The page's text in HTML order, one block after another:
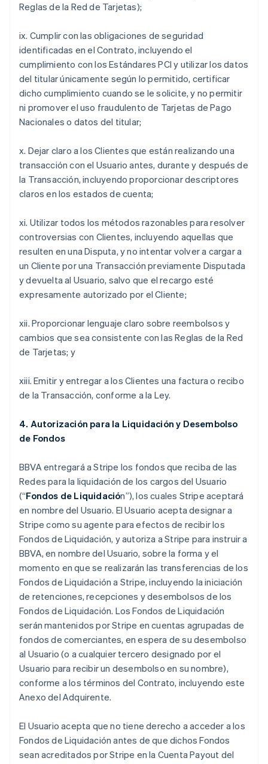
Reglas de la Red de Tarjetas);
ix. Cumplir con las obligaciones de seguridad
identificadas en el Contrato, incluyendo el
cumplimiento con los Estándares PCI y utilizar los datos
del titular únicamente según lo permitido, certificar
dicho cumplimiento cuando se le solicite, y no permitir
ni promover el uso fraudulento de Tarjetas de Pago
Nacionales o datos del titular;
x. Dejar claro a los Clientes que están realizando una
transacción con el Usuario antes, durante y después de
la Transacción, incluyendo proporcionar descriptores
claros en los estados de cuenta;
xi. Utilizar todos los métodos razonables para resolver
controversias con Clientes, incluyendo aquellas que
resulten en una Disputa, y no intentar volver a cargar a
un Cliente por una Transacción previamente Disputada
y devuelta al Usuario, salvo que el recargo esté
expresamente autorizado por el Cliente;
xii. Proporcionar lenguaje claro sobre reembolsos y
cambios que sea consistente con las Reglas de la Red
de Tarjetas; y
xiii. Emitir y entregar a los Clientes una factura o recibo
de la Transacción, conforme a la Ley.
4. Autorización para la Liquidación y Desembolso
de Fondos
BBVA entregará a Stripe los fondos que reciba de las
Redes para la liquidación de los cargos del Usuario
(“Fondos de Liquidación”), los cuales Stripe aceptará
en nombre del Usuario. El Usuario acepta designar a
Stripe como su agente para efectos de recibir los
Fondos de Liquidación, y autoriza a Stripe para instruir a
BBVA, en nombre del Usuario, sobre la forma y el
momento en que se realizarán las transferencias de los
Fondos de Liquidación a Stripe, incluyendo la iniciación
de retenciones, recepciones y desembolsos de los
Fondos de Liquidación. Los Fondos de Liquidación
serán mantenidos por Stripe en cuentas agrupadas de
fondos de comerciantes, en espera de su desembolso
al Usuario (o a cualquier tercero designado por el
Usuario para recibir un desembolso en su nombre),
conforme a los términos del Contrato, incluyendo este
Anexo del Adquirente.
El Usuario acepta que no tiene derecho a acceder a los
Fondos de Liquidación antes de que dichos Fondos
sean acreditados por Stripe en la Cuenta Payout del